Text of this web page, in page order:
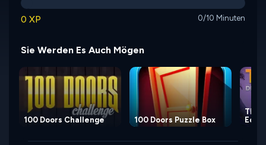
0 XP 0/10 Minuten
Sie Werden Es Auch Mögen
100 Doors Challenge 100 Doors Puzzle Box